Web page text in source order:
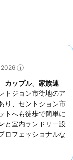
2026
カップル、 家族連
トジョン市街地のア
り、セントジョン市
トへも徒歩で簡単に
と室内ランドリー設
ロフェッショナルな
ェックインも好評